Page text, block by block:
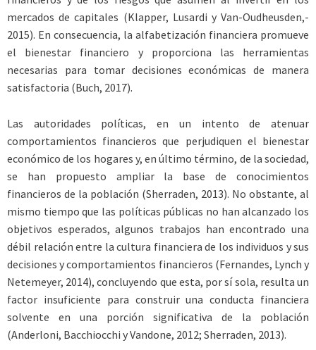
mercados de capitales (Klapper, Lusardi y Van-Oudheusden,­
2015). En consecuencia, la alfabetización financiera promueve
el bienestar financiero y proporciona las herramientas
necesarias para tomar decisiones económicas de manera
satisfactoria (Buch, 2017).
Las autoridades políticas, en un intento de atenuar
comportamientos financieros que perjudiquen el bienestar
económico de los hogares y, en último término, de la sociedad,
se han propuesto ampliar la base de conocimientos
financieros de la población (Sherraden, 2013). No obstante, al
mismo tiempo que las políticas públicas no han alcanzado los
objetivos esperados, algunos trabajos han encontrado una
débil relación entre la cultura financiera de los individuos y sus
decisiones y comportamientos financieros (Fernandes, Lynch y
Netemeyer, 2014), concluyendo que esta, por sí sola, resulta un
factor insuficiente para construir una conducta financiera
solvente en una porción significativa de la población
(Anderloni, Bacchiocchi y ­Vandone, 2012; Sherraden, 2013).